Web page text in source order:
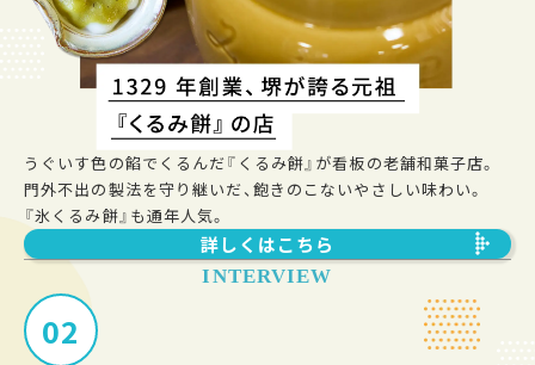
物件エントリーなど
各種お問い合わせはこちらから
OTHER CONTENTS
うぐいす色の餡でくるんだ『くるみ餅』が看板の老舗和菓子店。
門外不出の製法を守り継いだ、飽きのこないやさしい味わい。
『氷くるみ餅』も通年人気。
詳しくはこちら
INTERVIEW
02